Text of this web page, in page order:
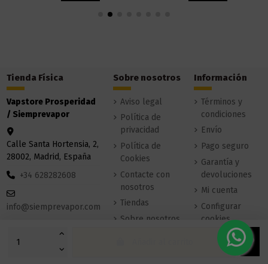
Tienda Física
Vapstore Prosperidad
/ Siemprevapor
Calle Santa Hortensia, 2,
28002, Madrid, España
+34 628282608
info@siemprevapor.com
Sobre nosotros
Aviso legal
Política de
privacidad
Política de
Cookies
Contacte con
nosotros
Tiendas
Sobre nosotros
Información
Términos y
condiciones
Envío
Pago seguro
Garantía y
devoluciones
Mi cuenta
Configurar
cookies